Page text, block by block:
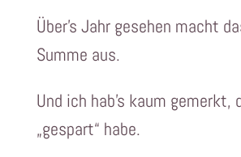
Über’s Jahr gesehen macht
Summe aus.
Und ich hab’s kaum gemerkt,
„gespart“ habe.